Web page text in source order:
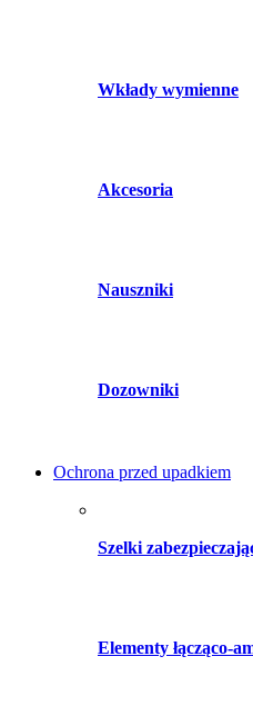
Wkłady wymienne
Akcesoria
Nauszniki
Dozowniki
Ochrona przed upadkiem
Szelki
Elementy łącząco-